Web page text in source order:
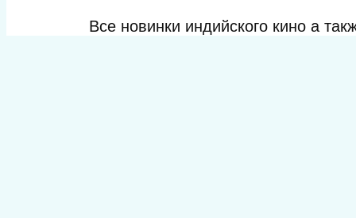
Все новинки индийского кино а